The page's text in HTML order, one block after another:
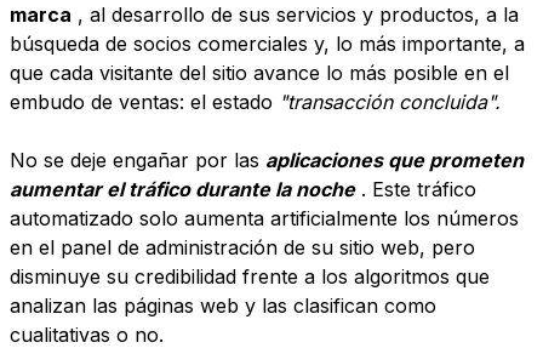
marca , al desarrollo de sus servicios y productos, a la
búsqueda de socios comerciales y, lo más importante, a
que cada visitante del sitio avance lo más posible en el
embudo de ventas: el estado "transacción concluida".
No se deje engañar por las aplicaciones que prometen
aumentar el tráfico durante la noche . Este tráfico
automatizado solo aumenta artificialmente los números
en el panel de administración de su sitio web, pero
disminuye su credibilidad frente a los algoritmos que
analizan las páginas web y las clasifican como
cualitativas o no.